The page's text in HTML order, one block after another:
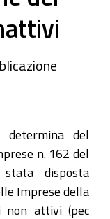
determina del
n. 162 del
disposta
Imprese della
non attivi (pec